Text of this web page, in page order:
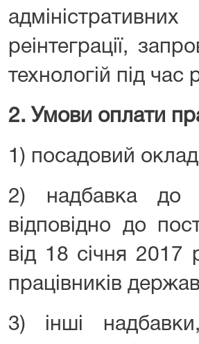
реінтеграції,
технологій під час
2. Умови оплати
1) посадовий
2) надбавка до
відповідно до
від 18 січня
працівників
3) інші